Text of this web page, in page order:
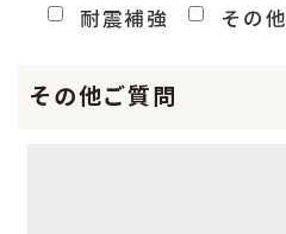
耐震補強
その他
その他ご質問